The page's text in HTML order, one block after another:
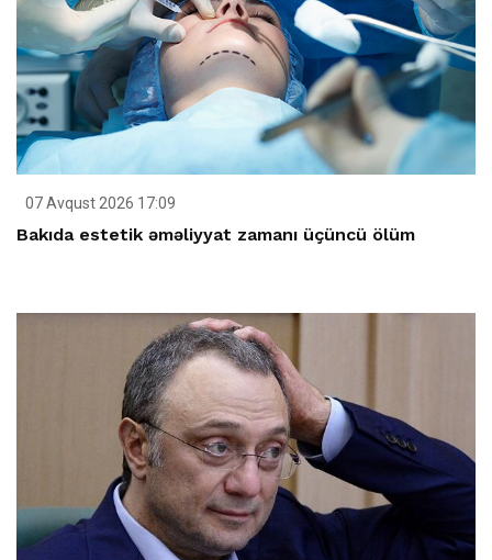
07 Avqust 2026 17:09
Bakıda estetik əməliyyat zamanı üçüncü ölüm